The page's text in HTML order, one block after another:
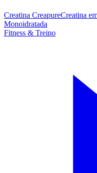
Creatina CreapureCreatina
Monoidratada
Fitness & Treino